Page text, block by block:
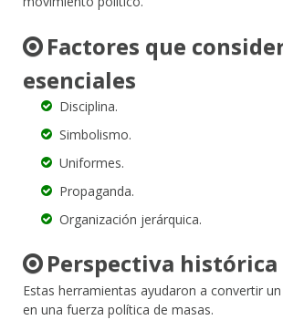
Factores que
esenciales
Disciplina.
Simbolismo.
Uniformes.
Propaganda.
Organización jerárquica.
Perspectiva histórica
Estas herramientas ayudaron a convertir
en una fuerza política de masas.